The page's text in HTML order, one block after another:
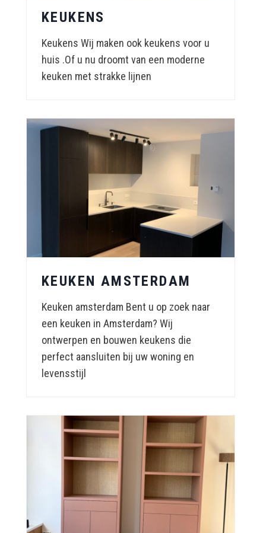
KEUKENS
Keukens Wij maken ook keukens voor u
huis .Of u nu droomt van een moderne
keuken met strakke lijnen
KEUKEN AMSTERDAM
Keuken amsterdam Bent u op zoek naar
een keuken in Amsterdam? Wij
ontwerpen en bouwen keukens die
perfect aansluiten bij uw woning en
levensstijl